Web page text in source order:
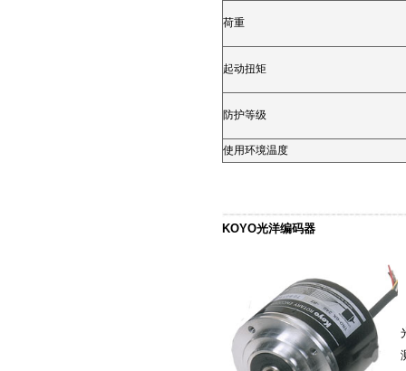
荷重
起动扭矩
防护等级
使用环境温度
KOYO光洋编码器